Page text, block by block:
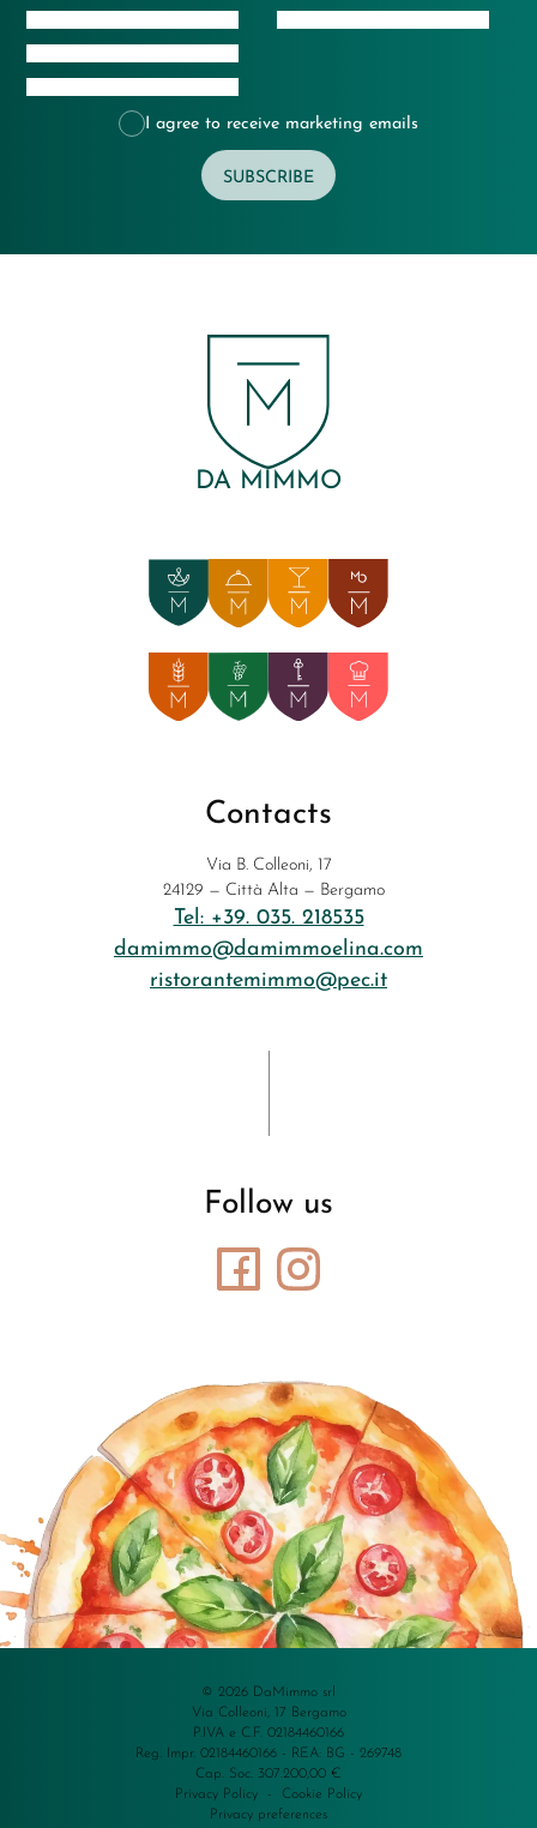
I agree to receive marketing emails
SUBSCRIBE
DA MIMMO
Contacts
Via B. Colleoni, 17
24129 — Città Alta — Bergamo
Tel: +39. 035. 218535
damimmo@damimmoelina.com
ristorantemimmo@pec.it
Follow us
© 2026 DaMimmo srl
Via Colleoni, 17 Bergamo
P.IVA e C.F. 02184460166
Reg. Impr. 02184460166 - REA: BG - 269748
Cap. Soc. 307.200,00 €
Privacy Policy - Cookie Policy
Privacy preferences